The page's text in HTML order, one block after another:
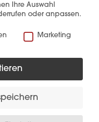
Sie auch
Ihre Auswahl
oder anpassen.
Marketing